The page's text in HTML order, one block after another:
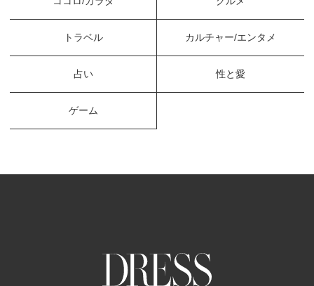
トラベル カルチャー/エンタメ
占い 性と愛
ゲーム